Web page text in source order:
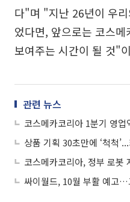
다"며 "지난 26년이 우
었다면, 앞으로는 코스
보여주는 시간이 될 것"
관련 뉴스
상품 기획 30초만에 ‘척척